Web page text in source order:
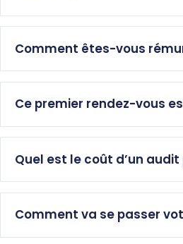
Comment êtes-vous
Ce premier rendez-vous
Quel est le coût d’un
Comment va se passer